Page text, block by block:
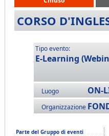
CORSO
Tipo evento:
E-Learning
Luogo
ON-
Organizzazione
Parte del Gruppo di eventi